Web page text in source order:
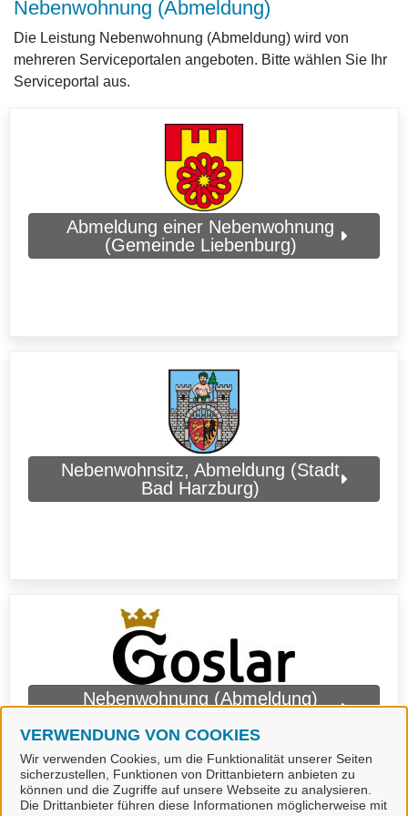
VERWENDUNG VON COOKIES
Wir verwenden Cookies, um die Funktionalität unserer Seiten
sicherzustellen, Funktionen von Drittanbietern anbieten zu
können und die Zugriffe auf unsere Webseite zu analysieren.
Die Drittanbieter führen diese Informationen möglicherweise mit
Nebenwohnung (Abmeldung)
Die Leistung Nebenwohnung (Abmeldung) wird von
mehreren Serviceportalen angeboten. Bitte wählen Sie Ihr
Serviceportal aus.
Abmeldung einer Nebenwohnung
(Gemeinde Liebenburg)
Nebenwohnsitz, Abmeldung (Stadt
Bad Harzburg)
Nebenwohnung (Abmeldung)